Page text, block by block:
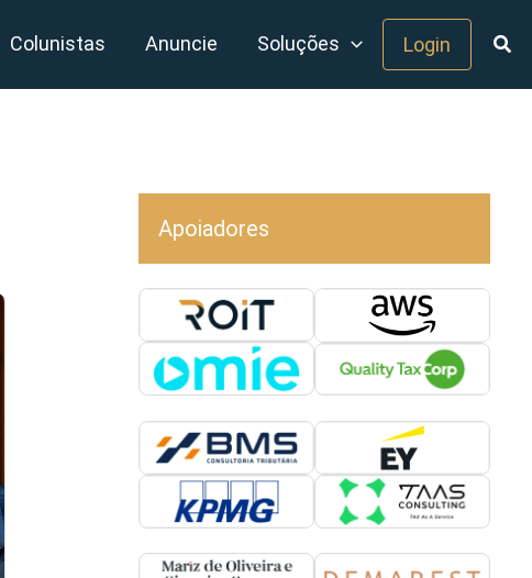
Colunistas Anuncie Soluções Login
Apoiadores